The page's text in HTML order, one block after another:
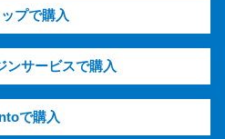
プで購入
ンサービスで購入
で購入